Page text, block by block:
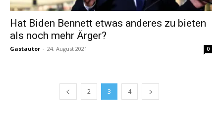
Hat Biden Bennett etwas anderes zu bieten
als noch mehr Ärger?
Gastautor - 24. August 2021 0
2 3 4